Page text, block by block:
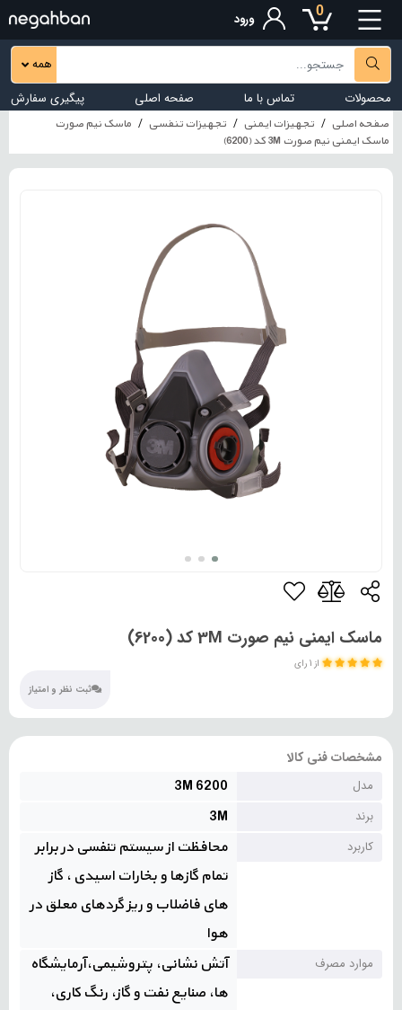
0 ورود
همه
محصولات
تماس با ما صفحه اصلی پیگیری سفارش
صفحه اصلی تجهیزات ایمنی تجهیزات تنفسی
ماسک نیم صورت
ماسک ایمنی نیم صورت 3M کد (6200)
ماسک ایمنی نیم صورت 3M کد (6200)
از 1 رای
ثبت نظر و امتیاز
مشخصات فنی کالا
مدل 3M 6200
برند 3M
کاربرد
محافظت از سیستم تنفسی در برابر
تمام گازها و بخارات اسیدی ، گاز
های فاضلاب و ریز گردهای معلق در
هوا
موارد مصرف
آتش نشانی، پتروشیمی،آرمایشگاه
ها، صنایع نفت و گاز، رنگ کاری،